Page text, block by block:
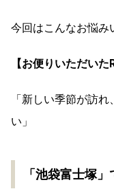
今回はこんなお悩み
【お便りいただいた
「新しい季節が訪
い」
「池袋富士塚